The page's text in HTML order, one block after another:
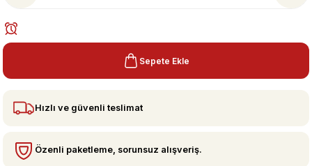
Sepete Ekle
Hızlı ve güvenli teslimat
Özenli paketleme, sorunsuz alışveriş.